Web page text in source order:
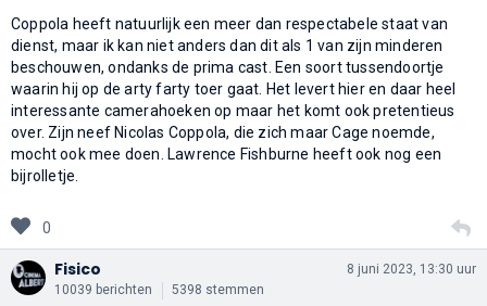
Coppola heeft natuurlijk een meer dan respectabele staat van
dienst, maar ik kan niet anders dan dit als 1 van zijn minderen
beschouwen, ondanks de prima cast. Een soort tussendoortje
waarin hij op de arty farty toer gaat. Het levert hier en daar heel
interessante camerahoeken op maar het komt ook pretentieus
over. Zijn neef Nicolas Coppola, die zich maar Cage noemde,
mocht ook mee doen. Lawrence Fishburne heeft ook nog een
bijrolletje.
0
Fisico
10039 berichten 5398 stemmen
8 juni 2023, 13:30 uur